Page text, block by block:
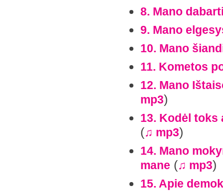
8. Mano
9. Mano
10. Mano
11. Kometos
12. Mano
mp3)
13. Kodėl toks
(♫ mp3)
14. Mano
mane (♫ mp3)
15. Apie